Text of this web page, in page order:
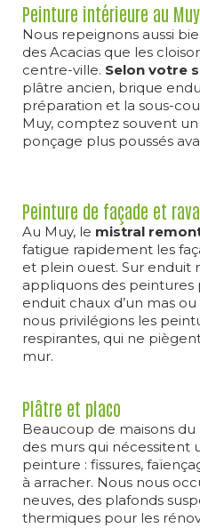
Peinture intérieure au Muy
Nous repeignons aussi
des Acacias que les
centre-ville. Selon votre
plâtre ancien, brique
préparation et la sous-
Muy, comptez souvent
ponçage plus poussés
Peinture de façade et
Au Muy, le mistral
fatigue rapidement les
et plein ouest. Sur enduit
appliquons des peintures
enduit chaux d’un mas
nous privilégions les
respirantes, qui ne
mur.
Plâtre et placo
Beaucoup de maisons du
des murs qui nécessitent
peinture : fissures,
à arracher. Nous nous
neuves, des plafonds
thermiques pour les